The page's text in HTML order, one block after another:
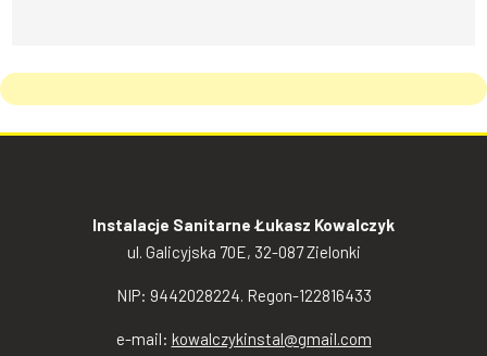
Instalacje Sanitarne Łukasz Kowalczyk
ul. Galicyjska 70E, 32-087 Zielonki
NIP: 9442028224. Regon-122816433
e-mail: kowalczykinstal@gmail.com